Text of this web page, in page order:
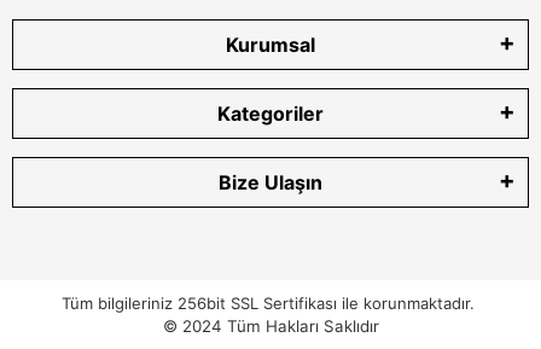
Kurumsal
Kategoriler
Bize Ulaşın
Tüm bilgileriniz 256bit SSL Sertifikası ile korunmaktadır.
© 2024 Tüm Hakları Saklıdır